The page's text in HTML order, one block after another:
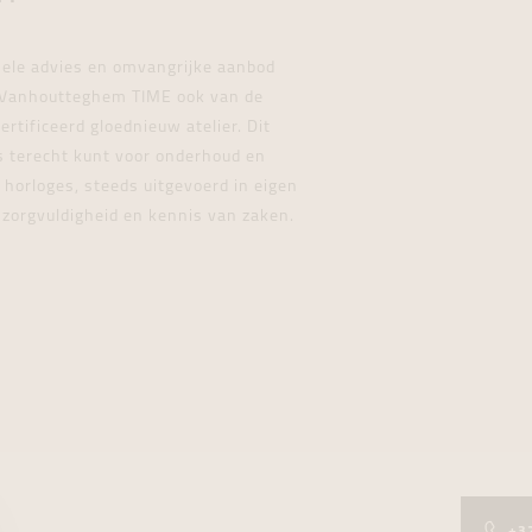
advies en omvangrijke aanbod
TIME ook van de
gloednieuw atelier. Dit
kunt voor onderhoud en
steeds uitgevoerd in eigen
en kennis van zaken.